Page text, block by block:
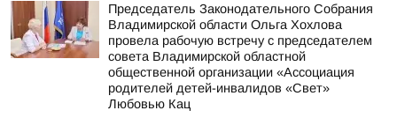
Председатель Законодательного Собрания
Владимирской области Ольга Хохлова
провела рабочую встречу с председателем
совета Владимирской областной
общественной организации «Ассоциация
родителей детей-инвалидов «Свет»
Любовью Кац